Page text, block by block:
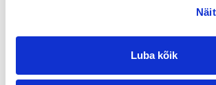
Luba kõik
etapis on lapsed sageli keskeas ja on
miks ükski lastest ei taha ettevõtet jätkata.
põlvkonnavahetus oleks toimunud